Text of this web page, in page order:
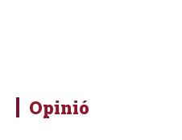
Opinió